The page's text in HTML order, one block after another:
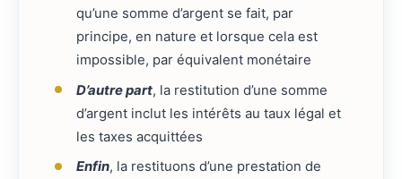
qu’une somme d’argent se fait, par
principe, en nature et lorsque cela est
impossible, par équivalent monétaire
D’autre part, la restitution d’une somme
d’argent inclut les intérêts au taux légal et
les taxes acquittées
Enfin, la restituons d’une prestation de